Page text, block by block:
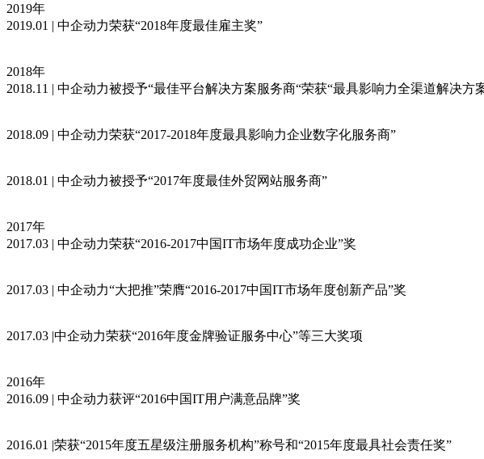
2019年
2019.01 | 中企动力荣获“2018年度最佳雇主奖”
2018年
2018.11 | 中企动力被授予“最佳平台解决方案服务商“荣获“最具影响力全渠道解决方
2018.09 | 中企动力荣获“2017-2018年度最具影响力企业数字化服务商”
2018.01 | 中企动力被授予“2017年度最佳外贸网站服务商”
2017年
2017.03 | 中企动力荣获“2016-2017中国IT市场年度成功企业”奖
2017.03 | 中企动力“大把推”荣膺“2016-2017中国IT市场年度创新产品”奖
2017.03 |中企动力荣获“2016年度金牌验证服务中心”等三大奖项
2016年
2016.09 | 中企动力获评“2016中国IT用户满意品牌”奖
2016.01 |荣获“2015年度五星级注册服务机构”称号和“2015年度最具社会责任奖”